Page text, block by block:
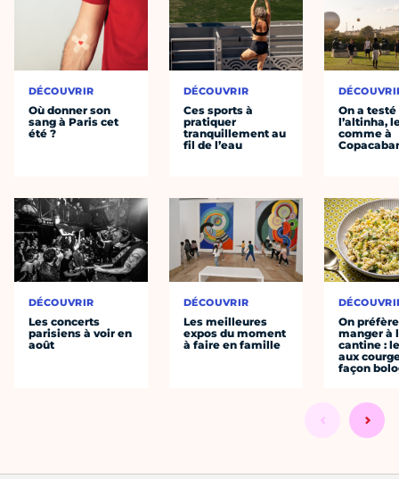
DÉCOUVRIR
Où donner son
sang à Paris cet
été ?
DÉCOUVRIR
Les concerts
parisiens à voir en
août
DÉCOUVRIR
Ces sports à
pratiquer
tranquillement au
fil de l’eau
DÉCOUVRIR
Les meilleures
expos du moment
à faire en famille
On a testé
l’altinha,
comme à
On préfère
manger à
cantine :
aux
façon